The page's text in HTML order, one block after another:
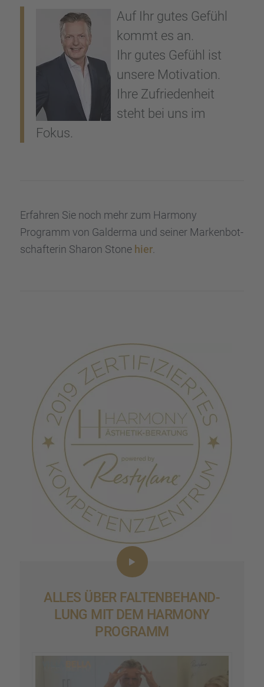
Auf Ihr gutes Gefühl
kommt es an.
Ihr gutes Gefühl ist
unsere Motiva­tion.
Ihre Zufrie­den­heit
steht bei uns im
Fokus.
Erfah­ren Sie noch mehr zum Harmony
Programm von Galderma und seiner Marken­bot­
schaf­te­rin Sharon Stone hier.
ALLES ÜBER FALTEN­BE­HAND­
LUNG MIT DEM HARMONY
PROGRAMM